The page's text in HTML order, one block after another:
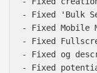
- Fixed 'Bulk
- Fixed Mobile
- Fixed
- Fixed og
- Fixed